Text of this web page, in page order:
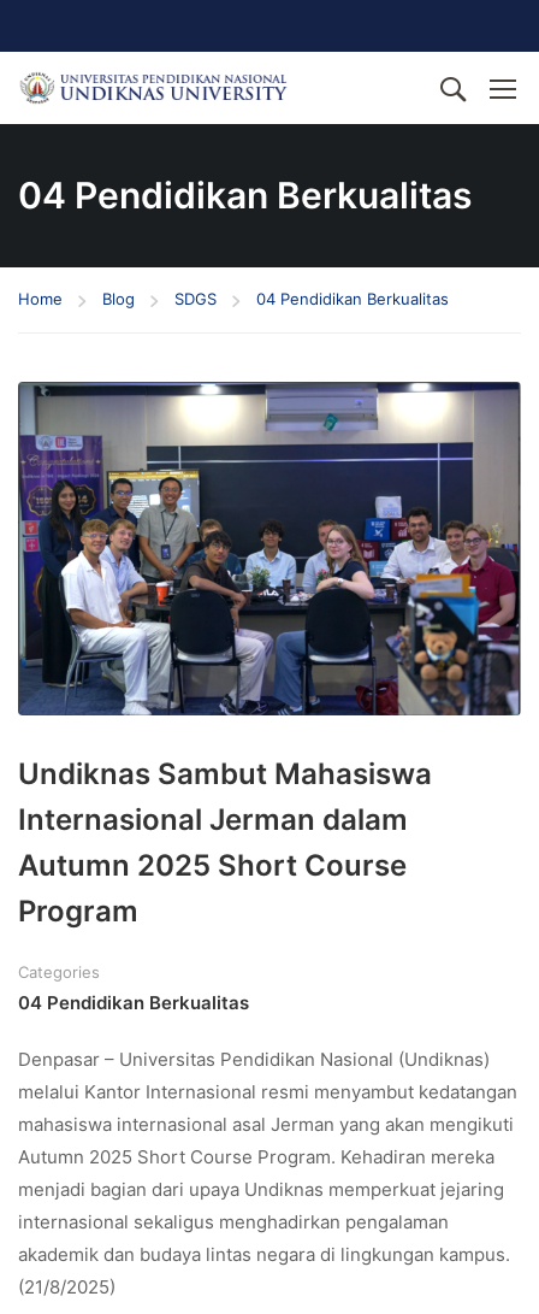
04 Pendidikan Berkualitas
Home Blog SDGS 04 Pendidikan Berkualitas
Undiknas Sambut Mahasiswa
Internasional Jerman dalam
Autumn 2025 Short Course
Program
Categories
04 Pendidikan Berkualitas
Denpasar – Universitas Pendidikan Nasional (Undiknas)
melalui Kantor Internasional resmi menyambut kedatangan
mahasiswa internasional asal Jerman yang akan mengikuti
Autumn 2025 Short Course Program. Kehadiran mereka
menjadi bagian dari upaya Undiknas memperkuat jejaring
internasional sekaligus menghadirkan pengalaman
akademik dan budaya lintas negara di lingkungan kampus.
(21/8/2025)